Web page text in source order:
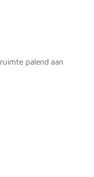
palend aan